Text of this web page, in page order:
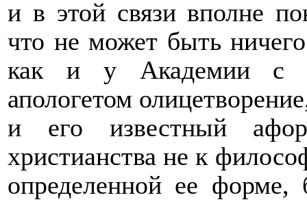
и в этой связи вполне
что не может быть
как и у Академии с
апологетом
и его известный
христианства не к
определенной ее форме,